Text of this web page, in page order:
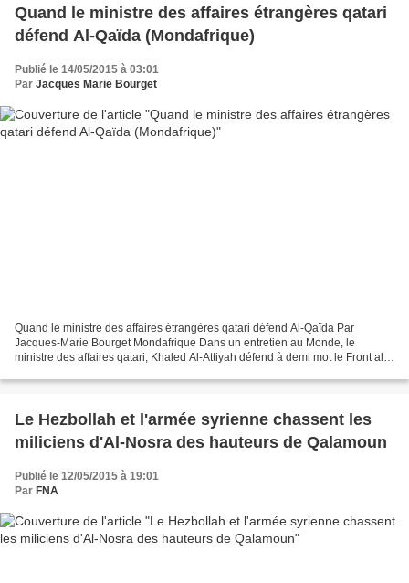
Quand le ministre des affaires étrangères qatari
défend Al-Qaïda (Mondafrique)
Publié le 14/05/2015 à 03:01
Par Jacques Marie Bourget
Quand le ministre des affaires étrangères qatari défend Al-Qaïda Par
Jacques-Marie Bourget Mondafrique Dans un entretien au Monde, le
ministre des affaires qatari, Khaled Al-Attiyah défend à demi mot le Front al-
Le Hezbollah et l'armée syrienne chassent les
miliciens d'Al-Nosra des hauteurs de Qalamoun
Publié le 12/05/2015 à 19:01
Par FNA